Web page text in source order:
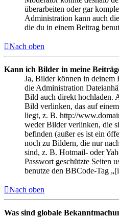
überarbeiten oder gar
Administration kann auch
die du in einem Beitrag
Nach oben
Kann ich Bilder in meine
Ja, Bilder können in deinem
die Administration
Bild auch direkt hochladen.
Bild verlinken, das auf
liegt, z. B. http://
weder Bilder verlinken, die
befinden (außer es ist ein
noch zu Bildern, die nur
sind, z. B. Hotmail- oder
Passwort geschützte Seiten
benutze den BBCode-Tag
Nach oben
Was sind globale